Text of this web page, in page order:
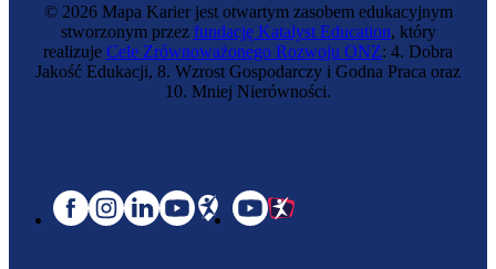
© 2026 Mapa Karier jest otwartym zasobem edukacyjnym
stworzonym przez fundację Katalyst Education, który
realizuje Cele Zrównoważonego Rozwoju ONZ: 4. Dobra
Jakość Edukacji, 8. Wzrost Gospodarczy i Godna Praca oraz
10. Mniej Nierówności.